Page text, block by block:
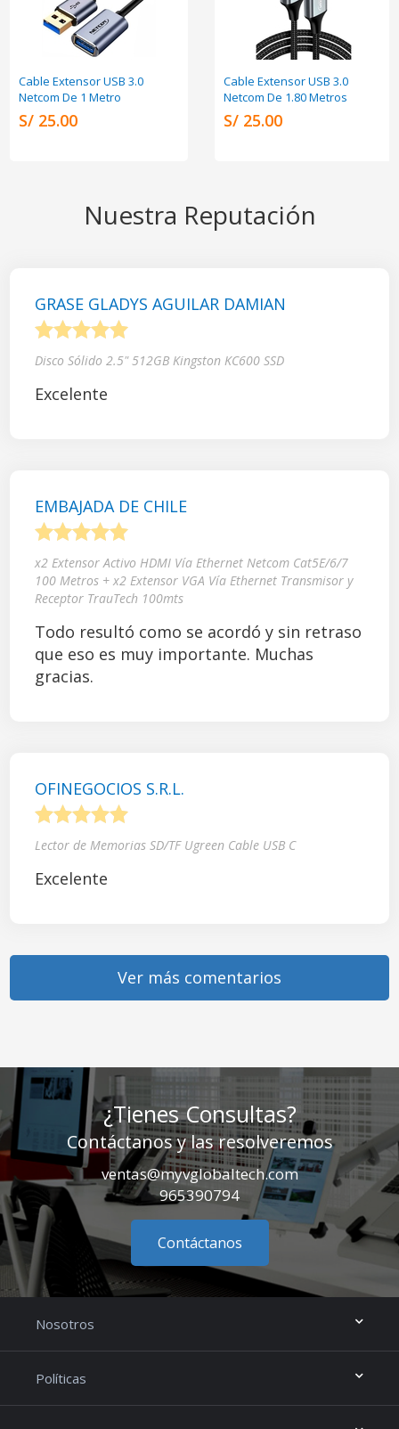
Cable Extensor USB 3.0
Netcom De 1 Metro
S/ 25.00
Cable Extensor USB 3.0
Netcom De 1.80 Metros
S/ 25.00
Nuestra Reputación
GRASE GLADYS AGUILAR DAMIAN
Disco Sólido 2.5" 512GB Kingston KC600 SSD
Excelente
EMBAJADA DE CHILE
x2 Extensor Activo HDMI Vía Ethernet Netcom Cat5E/6/7
100 Metros + x2 Extensor VGA Vía Ethernet Transmisor y
Receptor TrauTech 100mts
Todo resultó como se acordó y sin retraso
que eso es muy importante. Muchas
gracias.
OFINEGOCIOS S.R.L.
Lector de Memorias SD/TF Ugreen Cable USB C
Excelente
Ver más comentarios
¿Tienes Consultas?
Contáctanos y las resolveremos
ventas@myvglobaltech.com
965390794
Contáctanos
Nosotros
Políticas